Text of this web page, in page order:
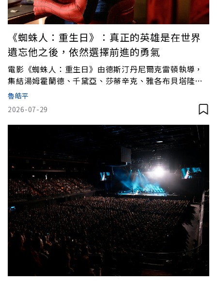
《蜘蛛人：重生日》：真正的英雄是在世界
遺忘他之後，依然選擇前進的勇氣
電影《蜘蛛人：重生日》由德斯汀丹尼爾克雷頓執導，
集結湯姆霍蘭德、千黛亞、莎蒂辛克、雅各布貝塔隆、
強柏恩瑟以及馬克盧法洛共同演出。這是漫威電影宇宙
第六階段的重要作品，同時也是蜘蛛人加入漫威電影宇
宙後的第4部電影。
魯皓平
2026-07-29